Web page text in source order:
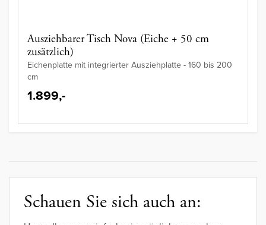
Ausziehbarer Tisch Nova (Eiche + 50 cm
zusätzlich)
Eichenplatte mit integrierter Ausziehplatte - 160 bis 200
cm
1.899,-
Schauen Sie sich auch an: